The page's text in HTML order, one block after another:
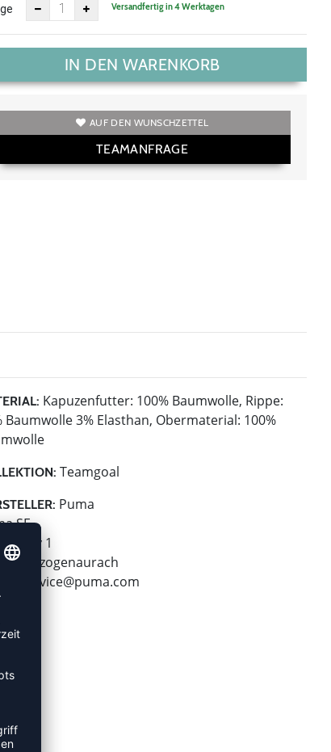
Versandfertig in 4 Werktagen
IN DEN WARENKORB
AUF DEN WUNSCHZETTEL
TEAMANFRAGE
Kapuzenfutter: 100% Baumwolle, Rippe:
Baumwolle 3% Elasthan, Obermaterial: 100%
Teamgoal
Puma
SE
Way 1
Herzogenaurach
service@puma.com